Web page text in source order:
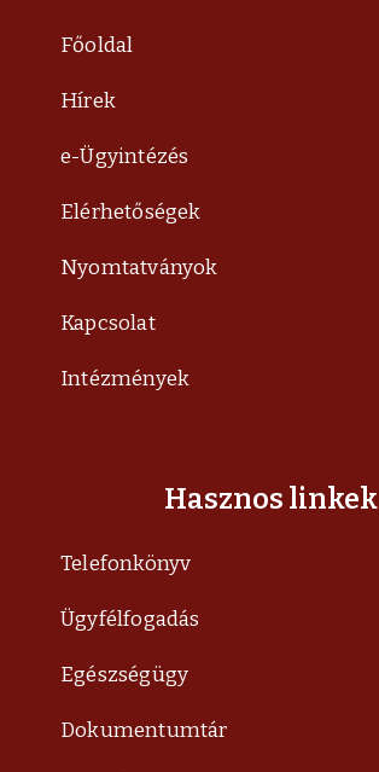
Hasznos linkek
Telefonkönyv
Ügyfélfogadás
Egészségügy
Dokumentumtár
Főoldal
Hírek
e-Ügyintézés
Elérhetőségek
Nyomtatványok
Kapcsolat
Intézmények